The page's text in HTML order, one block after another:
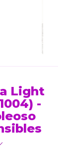
Light
-